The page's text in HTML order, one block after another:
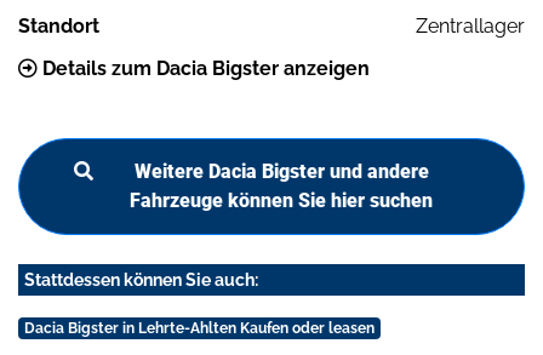
Standort
Zentrallager
Details zum Dacia Bigster anzeigen
Weitere Dacia Bigster und andere
Fahrzeuge können Sie hier suchen
Stattdessen können Sie auch:
Dacia Bigster in Lehrte-Ahlten Kaufen oder leasen